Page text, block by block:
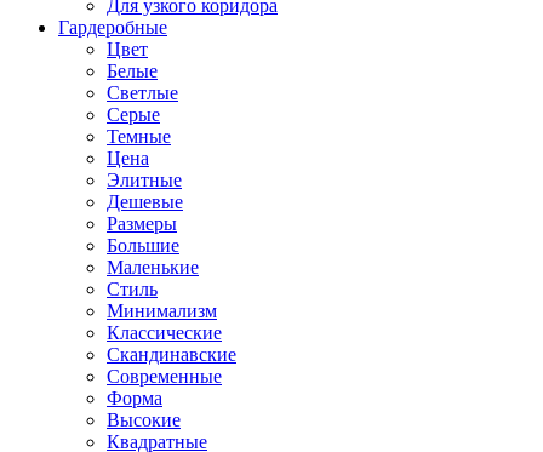
Для узкого коридора
Гардеробные
Цвет
Белые
Светлые
Серые
Темные
Цена
Элитные
Дешевые
Размеры
Большие
Маленькие
Стиль
Минимализм
Классические
Скандинавские
Современные
Форма
Высокие
Квадратные